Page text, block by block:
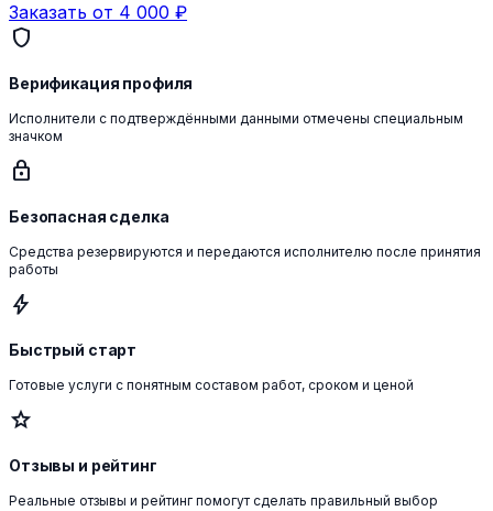
Заказать от 4 000 ₽
shield
Верификация профиля
Исполнители с подтверждёнными данными отмечены специальным
значком
lock
Безопасная сделка
Средства резервируются и передаются исполнителю после принятия
работы
bolt
Быстрый старт
Готовые услуги с понятным составом работ, сроком и ценой
star
Отзывы и рейтинг
Реальные отзывы и рейтинг помогут сделать правильный выбор